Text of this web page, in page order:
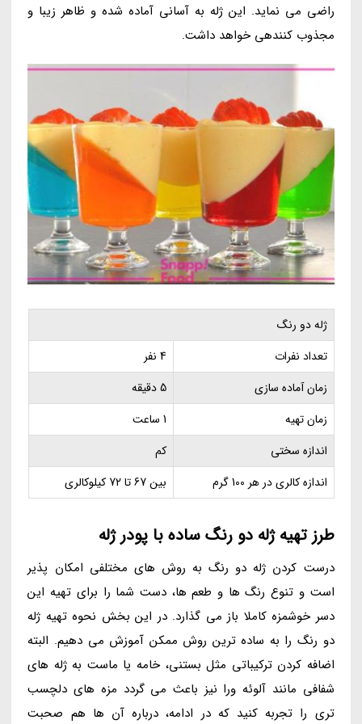
راضی می نماید. این ژله به آسانی آماده شده و ظاهر زیبا و
مجذوب کنندهی خواهد داشت.
ژله دو رنگ
تعداد نفرات
4 نفر
زمان آماده سازی
5 دقیقه
زمان تهیه
1 ساعت
اندازه سختی
کم
اندازه کالری در هر 100 گرم
بین 67 تا 72 کیلوکالری
طرز تهیه ژله دو رنگ ساده با پودر ژله
درست کردن ژله دو رنگ به روش های مختلفی امکان پذیر
است و تنوع رنگ ها و طعم ها، دست شما را برای تهیه این
دسر خوشمزه کاملا باز می گذارد. در این بخش نحوه تهیه ژله
دو رنگ را به ساده ترین روش ممکن آموزش می دهیم. البته
اضافه کردن ترکیباتی مثل بستنی، خامه یا ماست به ژله های
شفافی مانند آلوئه ورا نیز باعث می گردد مزه های دلچسب
تری را تجربه کنید که در ادامه، درباره آن ها هم صحبت